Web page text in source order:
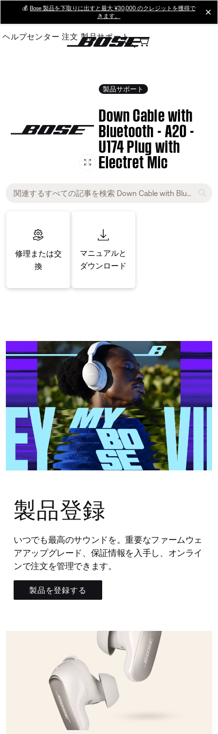
Main
💰 Bose 製品を下取りに出すと最大 ¥30,000 のクレジットを獲得で
きます。
ヘルプセンター 注文 製品サポート
製品サポート
Down Cable with
Bluetooth - A20 -
U174 Plug with
Electret Mic
修理または交
換
マニュアルと
ダウンロード
製品登録
いつでも最高のサウンドを。重要なファームウェ
アアップグレード、保証情報を入手し、オンライ
ンで注文を管理できます。
製品を登録する